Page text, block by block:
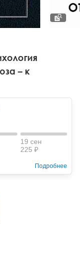
атаки
и НЛП
– к
19 сен
225 ₽
Подробнее